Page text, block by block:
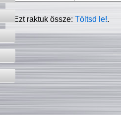
Ezt raktuk össze:Töltsd le!.